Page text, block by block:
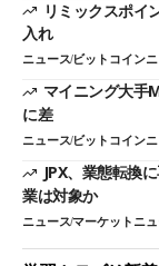
リミックスポイ
入れ
ニュースビットコイン
マイニング大手
に差
ニュースビットコイン
JPX、業態転換
業は対象か
ニュースマーケットニ